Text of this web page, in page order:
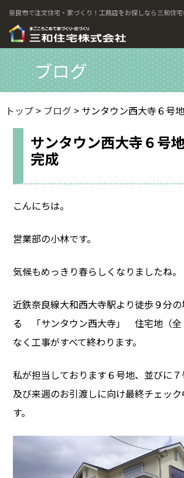
奈良市で注文住宅・家づくり！工務店をお探しなら三和住
ブログ
トップ> ブログ> サンタウン西大寺６号
サンタウン西大寺６号
完成
こんにちは。
営業部の小林です。
気候もめっきり春らしくなりましたね。
近鉄奈良線大和西大寺駅より徒歩９分
る 「サンタウン西大寺」 住宅地（全
なく工事がすべて終わります。
私が担当しております６号地、並びに７
及び来週のお引渡しに向け最終チェッ
す。